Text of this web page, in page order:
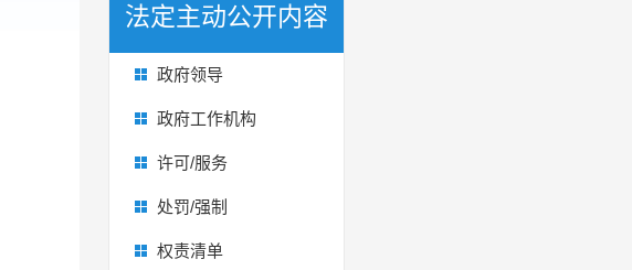
法定主动公开内容
政府领导
政府工作机构
许可/服务
处罚/强制
权责清单